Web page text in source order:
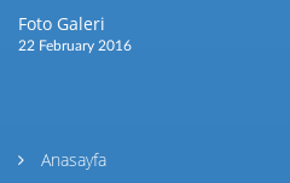
Foto Galeri
22 February 2016
Anasayfa